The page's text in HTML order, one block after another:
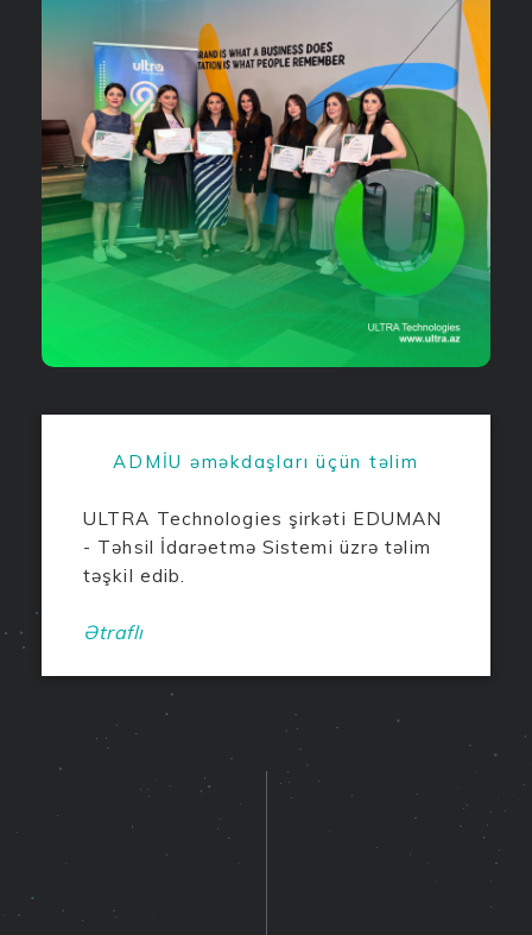
ADMİU əməkdaşları üçün təlim
ULTRA Technologies şirkəti EDUMAN
- Təhsil İdarəetmə Sistemi üzrə təlim
təşkil edib.
Ətraflı